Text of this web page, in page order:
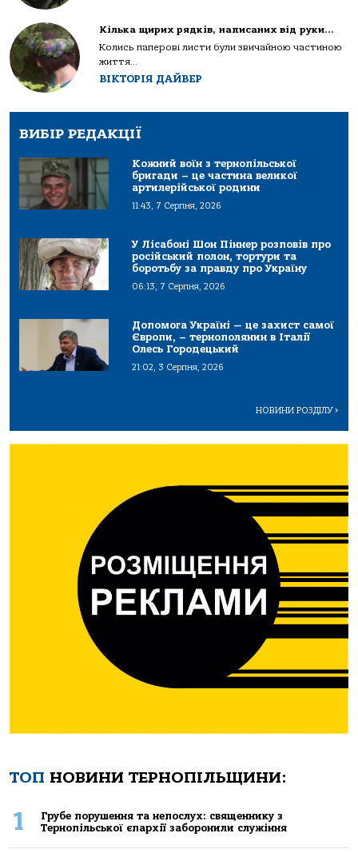
Кілька щирих рядків, написаних від руки…
Колись паперові листи були звичайною частиною
життя...
ВІКТОРІЯ ДАЙВЕР
ВИБІР РЕДАКЦІЇ
Кожний воїн з тернопільської
бригади – це частина великої
артилерійської родини
11:43, 7 Серпня, 2026
У Лісабоні Шон Піннер розповів про
російський полон, тортури та
боротьбу за правду про Україну
06:13, 7 Серпня, 2026
Допомога Україні — це захист самої
Європи, – тернополянин в Італії
Олесь Городецький
21:02, 3 Серпня, 2026
НОВИНИ РОЗДІЛУ>
ТОП НОВИНИ ТЕРНОПІЛЬЩИНИ:
1
Грубе порушення та непослух: священнику з
Тернопільської єпархії заборонили служіння